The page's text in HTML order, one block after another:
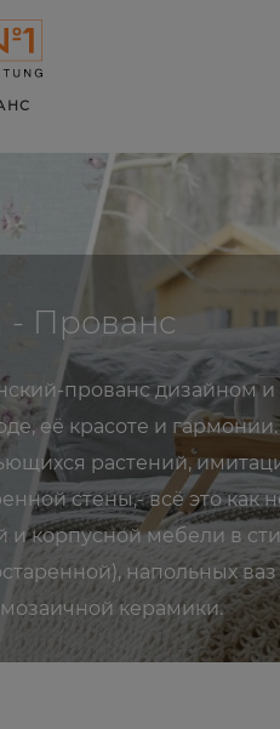
- Прованс
прованс дизайном и
её красоте и
растений,
стены,- всё это как
и корпусной мебели в
напольных ваз
керамики.